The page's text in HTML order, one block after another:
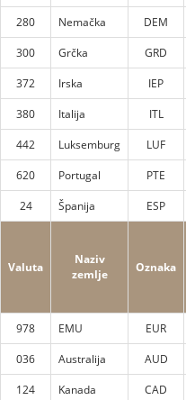
280
Nemačka DEM
300
Grčka GRD
372
Irska IEP
380
Italija ITL
442
Luksemburg LUF
620
Portugal PTE
24
Španija ESP
Valuta
Naziv
zemlje
Oznaka
978
EMU EUR
036
Australija AUD
124
Kanada CAD